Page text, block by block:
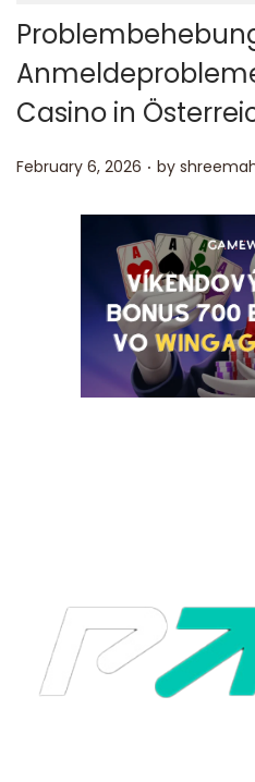
Casino in
Posted on
February 6, 2026 . by